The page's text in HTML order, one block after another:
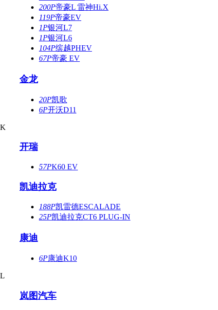
200P帝豪L 雷神Hi.X
119P帝豪EV
1P银河L7
1P银河L6
104P缤越PHEV
67P帝豪 EV
金龙
20P凯歌
6P开沃D11
K
开瑞
57PK60 EV
凯迪拉克
188P凯雷德ESCALADE
25P凯迪拉克CT6 PLUG-IN
康迪
6P康迪K10
L
岚图汽车